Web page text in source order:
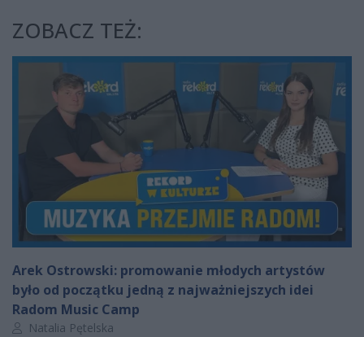
ZOBACZ TEŻ:
Arek Ostrowski: promowanie młodych artystów
było od początku jedną z najważniejszych idei
Radom Music Camp
Autor artykułu:
Natalia Pętelska